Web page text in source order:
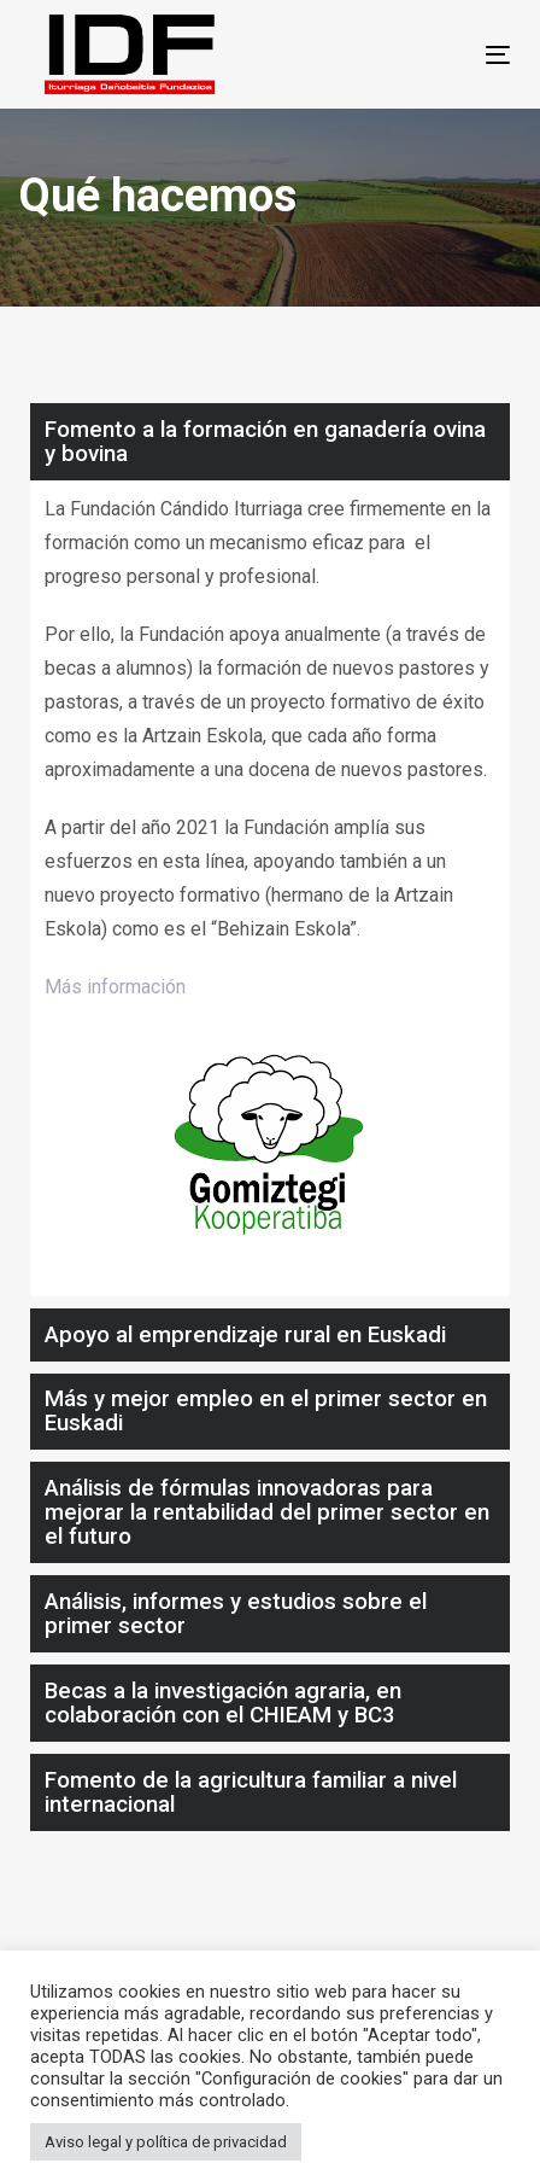
primary
navigation
to
content
Qué hacemos
Fomento a la formación en ganadería ovina
y bovina
La Fundación Cándido Iturriaga cree firmemente en la
formación como un mecanismo eficaz para el
progreso personal y profesional.
Por ello, la Fundación apoya anualmente (a través de
becas a alumnos) la formación de nuevos pastores y
pastoras, a través de un proyecto formativo de éxito
como es la Artzain Eskola, que cada año forma
aproximadamente a una docena de nuevos pastores.
A partir del año 2021 la Fundación amplía sus
esfuerzos en esta línea, apoyando también a un
nuevo proyecto formativo (hermano de la Artzain
Eskola) como es el “Behizain Eskola”.
Más información
Apoyo al emprendizaje rural en Euskadi
Más y mejor empleo en el primer sector en
Euskadi
Análisis de fórmulas innovadoras para
mejorar la rentabilidad del primer sector en
el futuro
Análisis, informes y estudios sobre el
primer sector
Becas a la investigación agraria, en
colaboración con el CHIEAM y BC3
Fomento de la agricultura familiar a nivel
internacional
Utilizamos cookies en nuestro sitio web para hacer su
experiencia más agradable, recordando sus preferencias y
visitas repetidas. Al hacer clic en el botón "Aceptar todo",
acepta TODAS las cookies. No obstante, también puede
consultar la sección "Configuración de cookies" para dar un
consentimiento más controlado.
Aviso legal y política de privacidad